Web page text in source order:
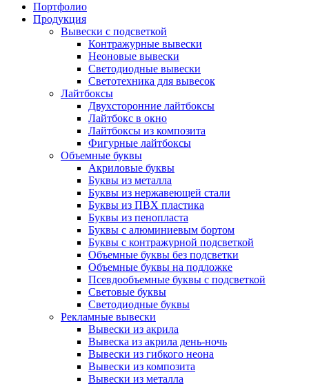
Портфолио
Продукция
Вывески с подсветкой
Контражурные вывески
Неоновые вывески
Светодиодные вывески
Светотехника для вывесок
Лайтбоксы
Двухсторонние лайтбоксы
Лайтбокс в окно
Лайтбоксы из композита
Фигурные лайтбоксы
Объемные буквы
Акриловые буквы
Буквы из металла
Буквы из нержавеющей стали
Буквы из ПВХ пластика
Буквы из пенопласта
Буквы с алюминиевым бортом
Буквы с контражурной подсветкой
Объемные буквы без подсветки
Объемные буквы на подложке
Псевдообъемные буквы с подсветкой
Световые буквы
Светодиодные буквы
Рекламные вывески
Вывески из акрила
Вывеска из акрила день-ночь
Вывески из гибкого неона
Вывески из композита
Вывески из металла